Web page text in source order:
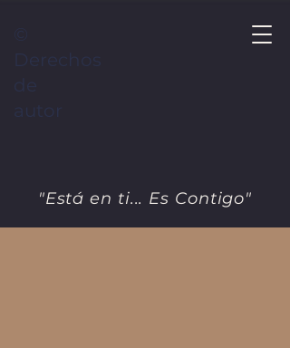
"Está en ti... Es Contigo"
©
Derechos
de
autor